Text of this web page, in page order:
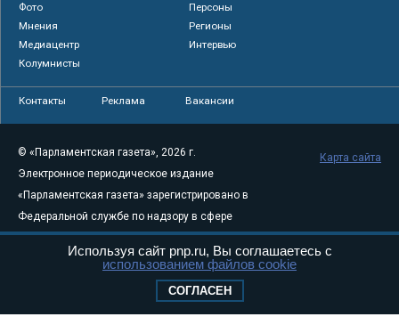
Фото
Персоны
Мнения
Регионы
Медиацентр
Интервью
Колумнисты
Контакты Реклама Вакансии
© «Парламентская газета», 2026 г.
Электронное периодическое издание
«Парламентская газета» зарегистрировано в
Федеральной службе по надзору в сфере
связи, информационных технологий и
массовых коммуникаций (Роскомнадзор) 05
Свидетельство о регистрации Эл № ФС77-
Карта сайта
Используя сайт pnp.ru, Вы соглашаетесь с
использованием файлов cookie
СОГЛАСЕН